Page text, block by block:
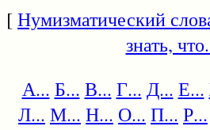
[Нумизматический
знать,
А... Б... В... Г... Д... Е...
Л... М... Н... О... П... Р...